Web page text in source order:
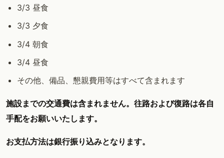
3/3 昼食
3/3 夕食
3/4 朝食
3/4 昼食
その他、備品、懇親費用等はすべて含まれます
施設までの交通費は含まれません。往路および復路は各自
手配をお願いいたします。
お支払方法は銀行振り込みとなります。